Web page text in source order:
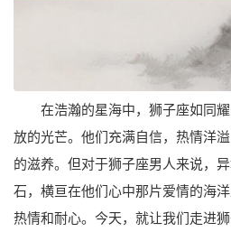
在浩瀚的星海中，狮子座如同
放的光芒。他们充满自信，热情洋
的滋养。但对于狮子座男人来说，
石，横亘在他们心中那片爱情的海
热情和耐心。今天，就让我们走进